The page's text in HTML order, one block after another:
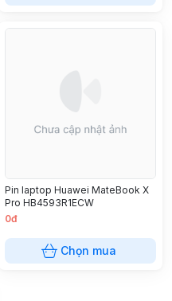
Pin laptop Huawei MateBook X
Pro HB4593R1ECW
0đ
Chọn mua